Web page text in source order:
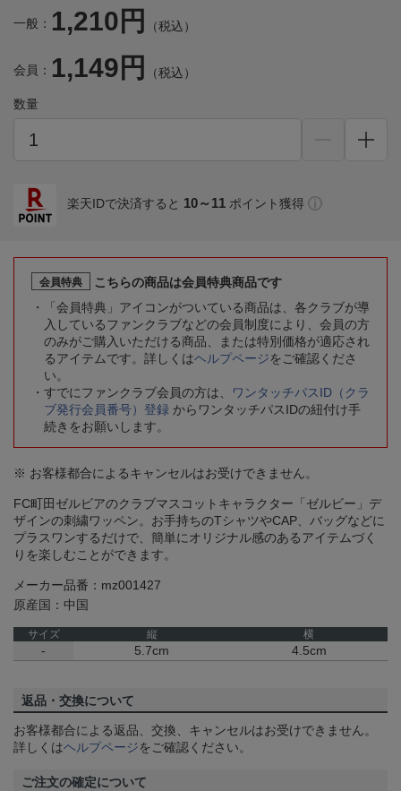
一般： 1,210円 （税込）
会員： 1,149円 （税込）
数量
楽天IDで決済すると 10～11 ポイント獲得
会員特典
こちらの商品は会員特典商品です
「会員特典」アイコンがついている商品は、各クラブが導
入しているファンクラブなどの会員制度により、会員の方
のみがご購入いただける商品、または特別価格が適応され
るアイテムです。詳しくはヘルプページをご確認くださ
い。
すでにファンクラブ会員の方は、
ワンタッチパスID（クラ
ブ発行会員番号）登録 からワンタッチパスIDの紐付け手
続きをお願いします。
※ お客様都合によるキャンセルはお受けできません。
FC町田ゼルビアのクラブマスコットキャラクター「ゼルビー」デ
ザインの刺繍ワッペン。お手持ちのTシャツやCAP、バッグなどに
プラスワンするだけで、簡単にオリジナル感のあるアイテムづく
りを楽しむことができます。
メーカー品番：mz001427
原産国：中国
サイズ 縦 横
- 5.7cm 4.5cm
返品・交換について
お客様都合による返品、交換、キャンセルはお受けできません。
詳しくはヘルプページをご確認ください。
ご注文の確定について